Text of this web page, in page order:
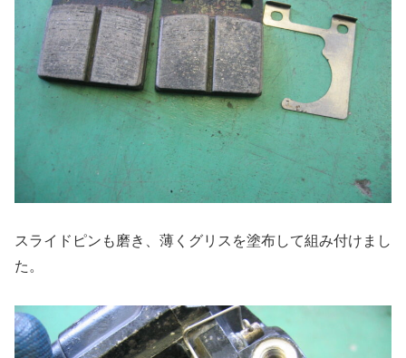
スライドピンも磨き、薄くグリスを塗布して組み付けまし
た。